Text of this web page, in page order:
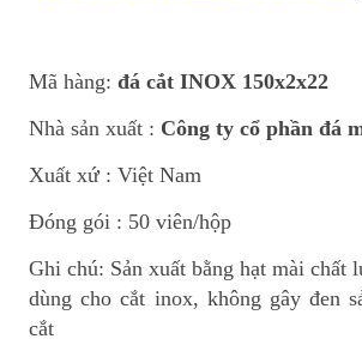
Mã hàng: đá cắt INOX 150x2x22
Nhà sản xuất : Công ty cổ phần đá
Xuất xứ : Việt Nam
Đóng gói : 50 viên/hộp
Ghi chú: Sản xuất bằng hạt mài chất
dùng cho cắt inox, không gây đen
cắt